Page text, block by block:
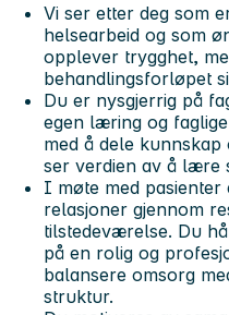
Vi ser etter deg som
helsearbeid og som
opplever trygghet,
behandlingsforløpet
Du er nysgjerrig på
egen læring og
med å dele
ser verdien av å lære
I møte med pasienter
relasjoner gjennom
tilstedeværelse. Du
på en rolig og
balansere omsorg
struktur.